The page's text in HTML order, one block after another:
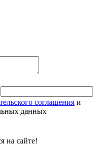
соглашения и
данных
на сайте!